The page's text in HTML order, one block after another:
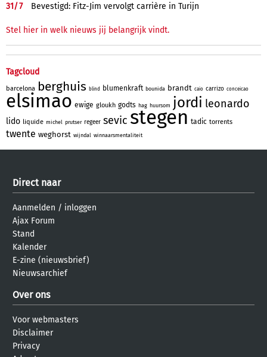
31/7 Bevestigd: Fitz-Jim vervolgt carrière in Turijn
Stel hier in welk nieuws jij belangrijk vindt.
Tagcloud
barcelona berghuis blind blumenkraft bounida brandt caio carrizo conceicao
elsimao ewige gloukh godts hag huursom jordi leonardo
lido liquide michel prutser regeer sevic stegen tadic torrents
twente weghorst wijndal winnaarsmentaliteit
Direct naar
Aanmelden / inloggen
Ajax Forum
Stand
Kalender
E-zine (nieuwsbrief)
Nieuwsarchief
Over ons
Voor webmasters
Disclaimer
Privacy